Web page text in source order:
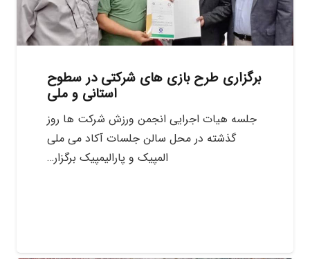
برگزاری طرح بازی های شرکتی در سطوح
استانی و ملی
جلسه هیات اجرایی انجمن ورزش شرکت ها روز
گذشته در محل سالن جلسات آکاد می ملی
المپیک و پارالیمپیک برگزار…